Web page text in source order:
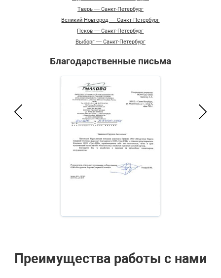
Тверь — Санкт-Петербург
Великий Новгород — Санкт-Петербург
Псков — Санкт-Петербург
Выборг — Санкт-Петербург
Благодарственные письма
Преимущества работы с нами